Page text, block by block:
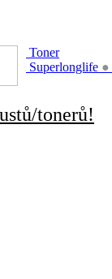
Toner
Superlonglife ●
tonerů!